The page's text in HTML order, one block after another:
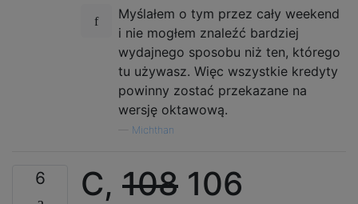
Myślałem o tym przez cały weekend
i nie mogłem znaleźć bardziej
wydajnego sposobu niż ten, którego
tu używasz. Więc wszystkie kredyty
powinny zostać przekazane na
wersję oktawową.
Michthan
6 C, 108 106